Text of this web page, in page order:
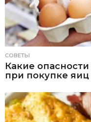
СОВЕТЫ
Какие
при покупке